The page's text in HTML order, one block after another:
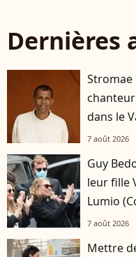
Dernières
Stromae
dans le
7 août 2026
Guy
leur fille
Lumio
7 août 2026
Mettre